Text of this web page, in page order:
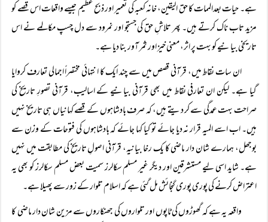
ہے۔ حیات بعدالممات کا حق الیقین، خانہ کعبہ کی تعمیر اور ذبح عظیم جیسے واقعات اس قصے کو
مزید تاب ناک کرتے ہیں۔ پھر تلاشِ حق کی جستجو اور نمرود سے دل چسپ مکالمے نے اس
تاریخی بیانیے کو بہت پر اثر، معنی خیز اور ثمر آور بنا دیا ہے۔
ان سات نقاط میں، قرآنی قصص میں سے چند ایک کا انتہائی مختصراً اجمالی تعارف کروایا
گیا ہے۔ لیکن ان تعارفی نقاط میں بھی قرآنی بیانیے کے اسالیب، قرآنی تصورِ تاریخ کی
صراحت بہت عمدگی سے کر دیتے ہیں، کہ صرف بادشاہوں کے قصے کہانیاں ہی تاریخ نہیں
ہیں۔ اب اسے المیہ قرار نہ دیا جائے تو کیا کہا جائے کہ بادشاہوں کی فتوحات کے وزن سے
بوجھل، ہمارے شان دار ماضی کا یک رخا بیانیہ، قرآنی اصولِ تاریخ کی مطابقت میں نہیں
ہے۔ شاید اسی لیے مستشرقین اور دیگر غیر مسلم سکالرز سمیت بعض مسلم سکالرز کو بھی یہ
اعتراض کرنے کی پوری پوری گنجائش مل گئی ہے کہ اسلام تلوار کے زور سے پھیلا ہے۔
واقعہ یہ ہے کہ گھوڑوں کی ٹاپوں اور تلواروں کی جھنکاروں سے مزین شان دار ماضی کا